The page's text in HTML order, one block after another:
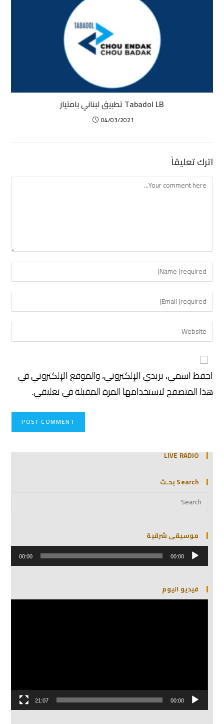
Tabadol LB تطبيق لبناني بامتياز
04/03/2021
اترك تعليقاً
احفظ اسمي، بريدي الإلكتروني، والموقع الإلكتروني في
هذا المتصفح لاستخدامها المرة المقبلة في تعليقي.
LIVE RADIO
Search بحـث
موسيقى شرقية
مشغل
الصوت 00:00
00:00
فيديو اليوم
مشغل
00:00
21:07